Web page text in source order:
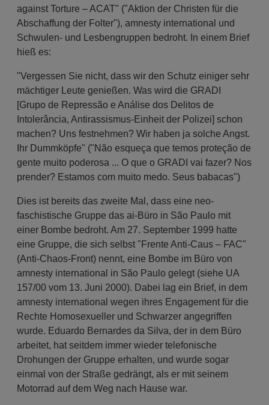
against Torture – ACAT" ("Aktion der Christen für die
Abschaffung der Folter"), amnesty international und
Schwulen- und Lesbengruppen bedroht. In einem Brief
hieß es:
"Vergessen Sie nicht, dass wir den Schutz einiger sehr
mächtiger Leute genießen. Was wird die GRADI
[Grupo de Repressão e Análise dos Delitos de
Intolerância, Antirassismus-Einheit der Polizei] schon
machen? Uns festnehmen? Wir haben ja solche Angst.
Ihr Dummköpfe" ("Não esqueça que temos proteção de
gente muito poderosa ... O que o GRADI vai fazer? Nos
prender? Estamos com muito medo. Seus babacas")
Dies ist bereits das zweite Mal, dass eine neo-
faschistische Gruppe das ai-Büro in São Paulo mit
einer Bombe bedroht. Am 27. September 1999 hatte
eine Gruppe, die sich selbst "Frente Anti-Caus – FAC"
(Anti-Chaos-Front) nennt, eine Bombe im Büro von
amnesty international in São Paulo gelegt (siehe UA
157/00 vom 13. Juni 2000). Dabei lag ein Brief, in dem
amnesty international wegen ihres Engagement für die
Rechte Homosexueller und Schwarzer angegriffen
wurde. Eduardo Bernardes da Silva, der in dem Büro
arbeitet, hat seitdem immer wieder telefonische
Drohungen der Gruppe erhalten, und wurde sogar
einmal von der Straße gedrängt, als er mit seinem
Motorrad auf dem Weg nach Hause war.